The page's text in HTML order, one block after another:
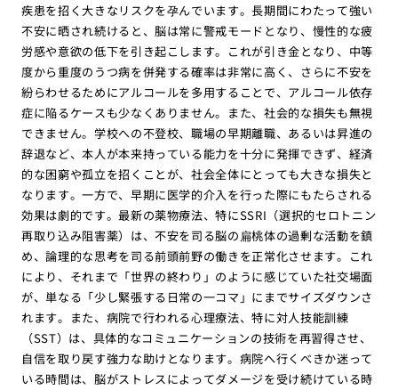
疾患を招く大きなリスクを孕んでいます。長期間にわたって強い
不安に晒され続けると、脳は常に警戒モードとなり、慢性的な疲
労感や意欲の低下を引き起こします。これが引き金となり、中等
度から重度のうつ病を併発する確率は非常に高く、さらに不安を
紛らわせるためにアルコールを多用することで、アルコール依存
症に陥るケースも少なくありません。また、社会的な損失も無視
できません。学校への不登校、職場の早期離職、あるいは昇進の
辞退など、本人が本来持っている能力を十分に発揮できず、経済
的な困窮や孤立を招くことが、社会全体にとっても大きな損失と
なります。一方で、早期に医学的介入を行った際にもたらされる
効果は劇的です。最新の薬物療法、特にSSRI（選択的セロトニン
再取り込み阻害薬）は、不安を司る脳の扁桃体の過剰な活動を鎮
め、論理的な思考を司る前頭前野の働きを正常化させます。これ
により、それまで「世界の終わり」のように感じていた社交場面
が、単なる「少し緊張する日常の一コマ」にまでサイズダウンさ
れます。また、病院で行われる心理療法、特に対人技能訓練
（SST）は、具体的なコミュニケーションの技術を再習得させ、
自信を取り戻す強力な助けとなります。病院へ行くべきか迷って
いる時間は、脳がストレスによってダメージを受け続けている時